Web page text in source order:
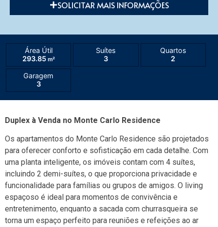
SOLICITAR MAIS INFORMAÇÕES
Área Útil
293.85m²
Suítes
3
Quartos
2
Garagem
3
Duplex à Venda no Monte Carlo Residence
Os apartamentos do Monte Carlo Residence são projetados
para oferecer conforto e sofisticação em cada detalhe. Com
uma planta inteligente, os imóveis contam com 4 suítes,
incluindo 2 demi-suítes, o que proporciona privacidade e
funcionalidade para famílias ou grupos de amigos. O living
espaçoso é ideal para momentos de convivência e
entretenimento, enquanto a sacada com churrasqueira se
torna um espaço perfeito para reuniões e refeições ao ar